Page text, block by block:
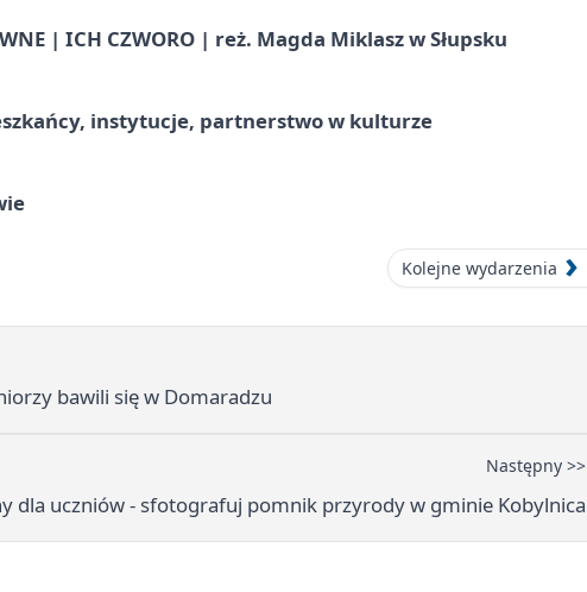
| ICH CZWORO | reż. Magda Miklasz w Słupsku
instytucje, partnerstwo w kulturze
Kolejne wydarzenia
bawili się w Domaradzu
Następny >>
dla uczniów - sfotografuj pomnik przyrody w gminie Kobylnica